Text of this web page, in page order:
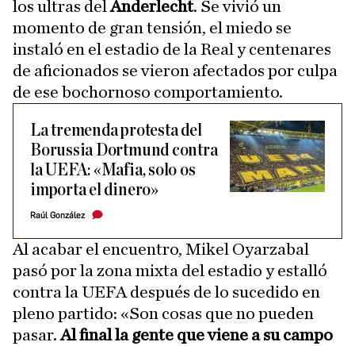
los ultras delAnderlecht. Se vivió un
momento de gran tensión, el miedo se
instaló en el estadio de la Real y centenares
de aficionados se vieron afectados por culpa
de ese bochornoso comportamiento.
La tremenda protesta del
Borussia Dortmund contra
la UEFA: «Mafia, solo os
importa el dinero»
Raúl González
Al acabar el encuentro, Mikel Oyarzabal
pasó por la zona mixta del estadio y estalló
contra la UEFA después de lo sucedido en
pleno partido: «Son cosas que no pueden
pasar.Al final la gente que viene a su campo